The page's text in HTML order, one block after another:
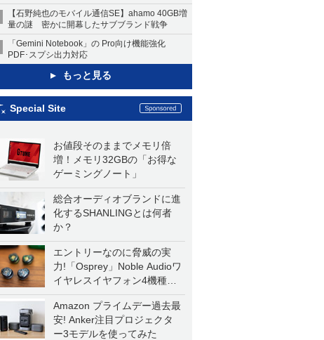
【石野純也のモバイル通信SE】ahamo 40GB増
量の謎 密かに開幕したサブブランド戦争
「Gemini Notebook」の Pro向け機能強化
PDF･スプシ出力対応
もっと見る
Special Site
お値段そのままでメモリ倍
増！メモリ32GBの「お得な
ゲーミングノート」
総合オーディオブランドに進
化するSHANLINGとは何者
か？
エントリーなのに脅威の実
力!「Osprey」Noble Audioワ
イヤレスイヤフォン4機種を
一気に聴く
Amazon プライムデー過去最
安! Anker注目プロジェクタ
ー3モデルを使ってみた